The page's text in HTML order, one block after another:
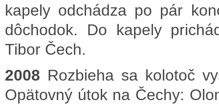
kapely odchádza po pár
dôchodok. Do kapely
Tibor Čech.
2008 Rozbieha sa kolotoč
Opätovný útok na Čechy: